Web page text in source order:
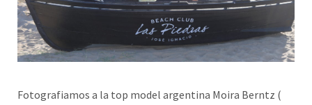
Fotografiamos a la top model argentina Moira Berntz (